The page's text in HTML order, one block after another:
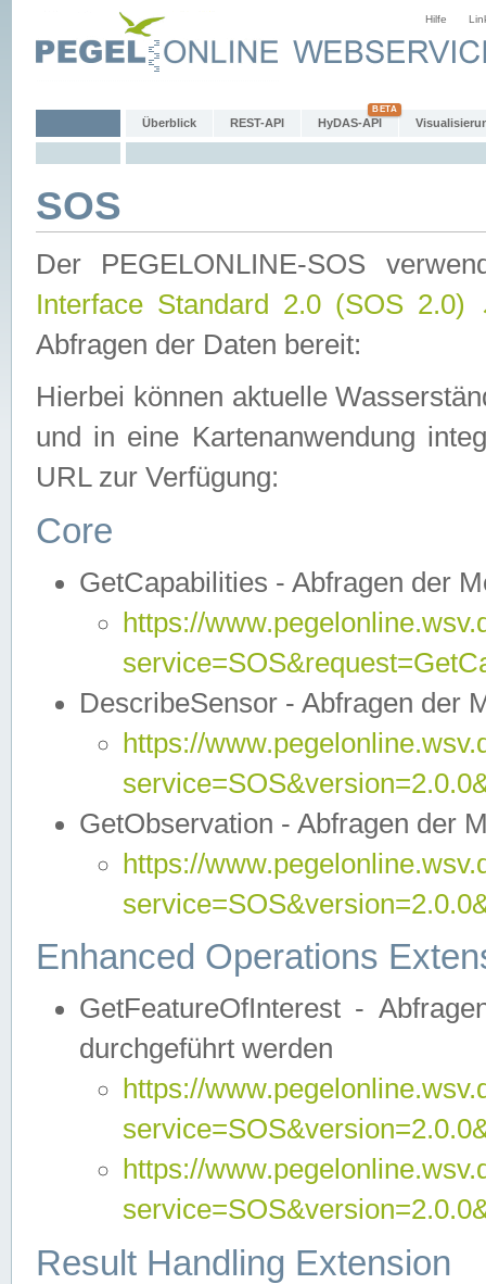
Hilfe
Überblick REST-API HyDAS-API
SOS
Der PEGELONLINE-SOS
Interface Standard 2.0 (SOS 2.0)
Abfragen der Daten bereit:
Hierbei können aktuelle
und in eine Kartenanwendung
URL zur Verfügung:
Core
GetCapabilities - Abfragen der
https://
DescribeSensor - Abfragen der
https://
GetObservation - Abfragen der
https://
Enhanced Operations
GetFeatureOfInterest -
durchgeführt werden
https://
https://
Result Handling Extension